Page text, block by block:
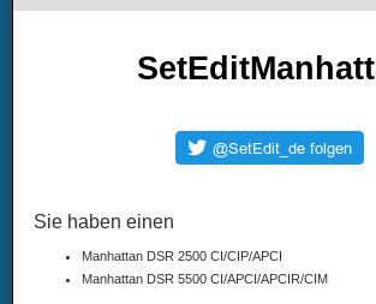
Sie haben einen
Manhattan DSR 2500 CI/CIP/APCI
Manhattan DSR 5500 CI/APCI/APCIR/CIM